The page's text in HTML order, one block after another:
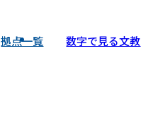
拠点一覧 数字で見る文教